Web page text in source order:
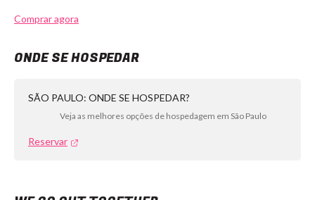
Comprar agora
ONDE SE HOSPEDAR
SÃO PAULO: ONDE SE HOSPEDAR?
Veja as melhores opções de hospedagem em São Paulo
Reservar